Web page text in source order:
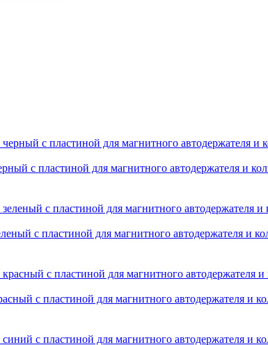
с пластиной для магнитного автодержателя и
с пластиной для магнитного автодержателя и
с пластиной для магнитного автодержателя и